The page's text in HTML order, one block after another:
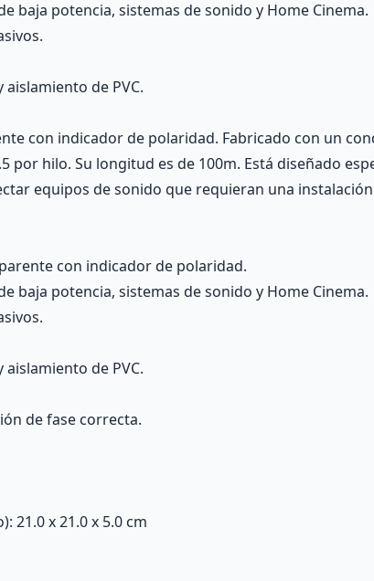
baja potencia, sistemas de sonido y Home Cinema.
de PVC.
con indicador de polaridad. Fabricado con un
por hilo. Su longitud es de 100m. Está diseñado
equipos de sonido que requieran una
con indicador de polaridad.
baja potencia, sistemas de sonido y Home Cinema.
de PVC.
de fase correcta.
21.0 x 21.0 x 5.0 cm